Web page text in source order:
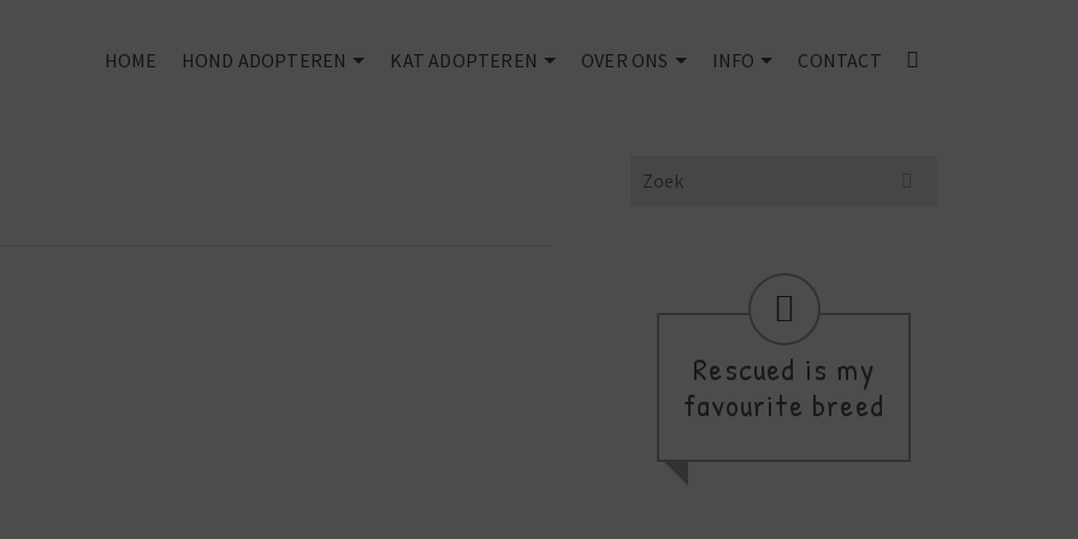
HOME HOND ADOPTEREN KAT ADOPTEREN OVER ONS INFO CONTACT
Search
Rescued is my
favourite breed